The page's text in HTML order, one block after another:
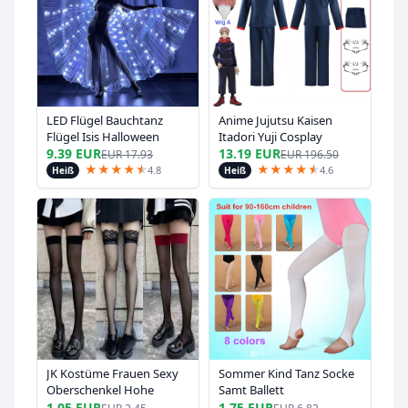
LED Flügel Bauchtanz
Flügel Isis Halloween
Flügel Prop Glänzende
LED Lampe Flügel
Bauchtanz Kostüme
Zubehör Sticks
Erwachsene Kind
9.39 EUREUR17.93
Heiß ★★★★★
★4.8
Anime Jujutsu Kaisen
Itadori Yuji Cosplay
Kostüm Für Männer
Itadori Yuji Hemd Uniform
Anzug Halloween
Karneval Party Outfit
13.19 EUREUR196.50
Heiß ★★★★★
★4.6
JK Kostüme Frauen Sexy
Oberschenkel Hohe
Sommer Kind Tanz Socke
Samt Ballett